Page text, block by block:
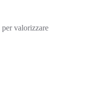
valorizzare